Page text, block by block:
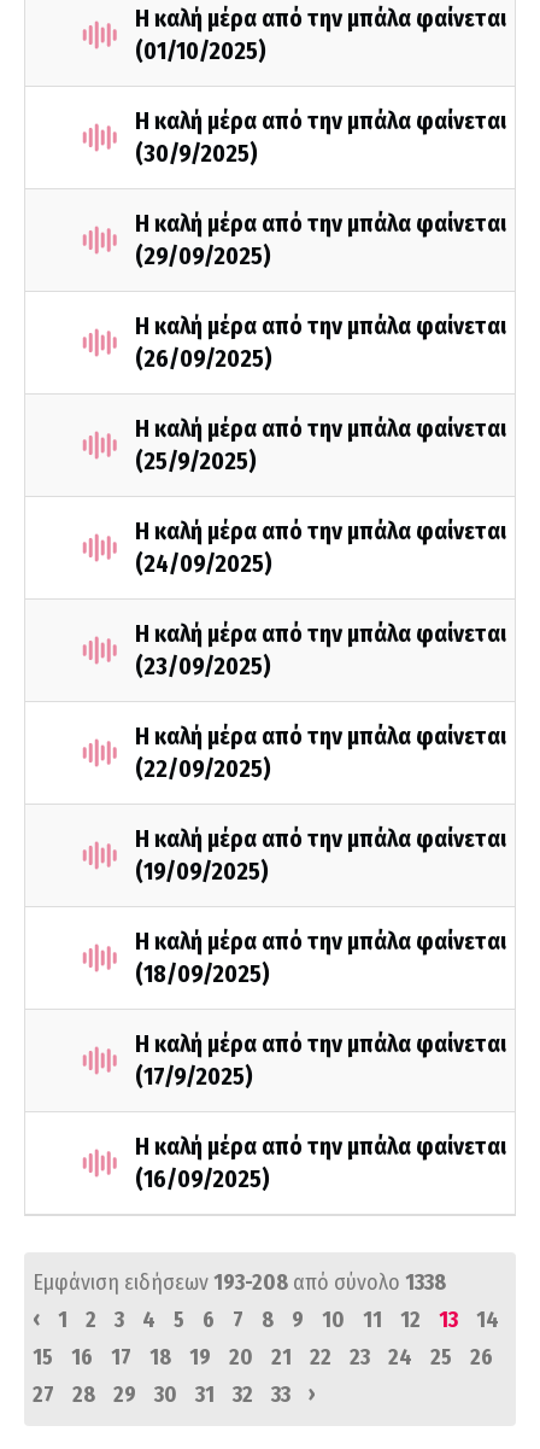
Η καλή μέρα από την μπάλα φαίνεται
(01/10/2025)
Η καλή μέρα από την μπάλα φαίνεται
(30/9/2025)
Η καλή μέρα από την μπάλα φαίνεται
(29/09/2025)
Η καλή μέρα από την μπάλα φαίνεται
(26/09/2025)
Η καλή μέρα από την μπάλα φαίνεται
(25/9/2025)
Η καλή μέρα από την μπάλα φαίνεται
(24/09/2025)
Η καλή μέρα από την μπάλα φαίνεται
(23/09/2025)
Η καλή μέρα από την μπάλα φαίνεται
(22/09/2025)
Η καλή μέρα από την μπάλα φαίνεται
(19/09/2025)
Η καλή μέρα από την μπάλα φαίνεται
(18/09/2025)
Η καλή μέρα από την μπάλα φαίνεται
(17/9/2025)
Η καλή μέρα από την μπάλα φαίνεται
(16/09/2025)
Εμφάνιση ειδήσεων193-208 από σύνολο 1338
‹
1 2 3 4 5 6 7 8 9 10 11 12 13
14
15
16 17 18 19 20 21 22 23 24 25
26
27
28 29 30 31 32 33 ›